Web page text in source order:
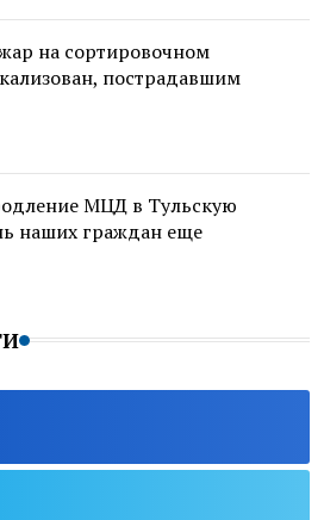
на сортировочном
пострадавшим
МЦД в Тульскую
наших граждан еще